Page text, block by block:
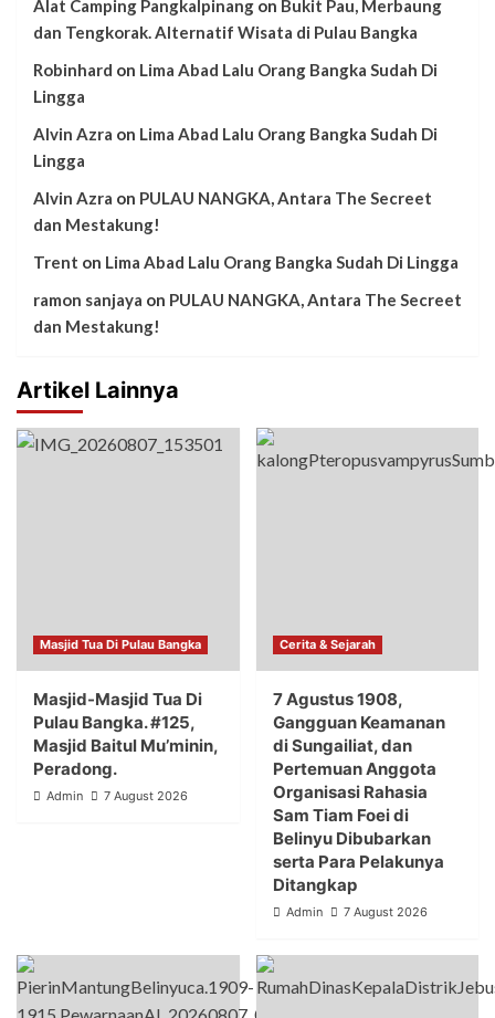
Alat Camping Pangkalpinang on Bukit Pau, Merbaung
dan Tengkorak. Alternatif Wisata di Pulau Bangka
Robinhard on Lima Abad Lalu Orang Bangka Sudah Di
Lingga
Alvin Azra on Lima Abad Lalu Orang Bangka Sudah Di
Lingga
Alvin Azra on PULAU NANGKA, Antara The Secreet
dan Mestakung!
Trent on Lima Abad Lalu Orang Bangka Sudah Di Lingga
ramon sanjaya on PULAU NANGKA, Antara The Secreet
dan Mestakung!
Artikel Lainnya
Masjid Tua Di Pulau Bangka
Masjid-Masjid Tua Di
Pulau Bangka. #125,
Masjid Baitul Mu’minin,
Peradong.
Admin 7 August 2026
Cerita & Sejarah
7 Agustus 1908,
Gangguan Keamanan
di Sungailiat, dan
Pertemuan Anggota
Organisasi Rahasia
Sam Tiam Foei di
Belinyu Dibubarkan
serta Para Pelakunya
Ditangkap
Admin 7 August 2026